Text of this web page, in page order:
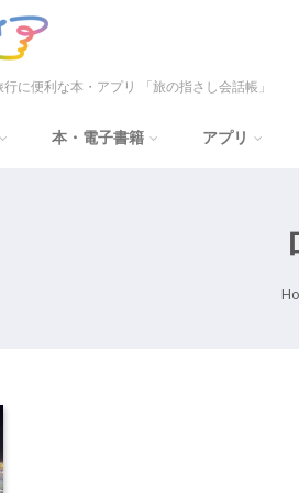
に便利な本・アプリ 「旅の指さし会話帳」
本・電子書籍 アプリ